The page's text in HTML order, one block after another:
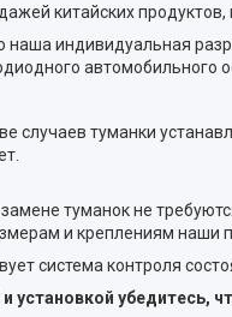
китайских
индивидуальная
автомобильного
туманки
туманок не
и креплениям наши
система контроля
установкой убедитесь,